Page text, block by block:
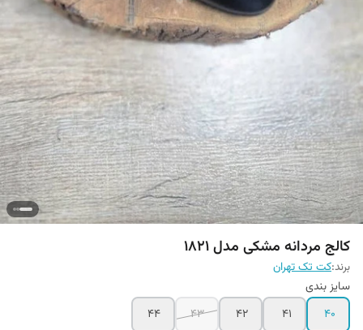
کالج مردانه مشکی مدل 1821
برند:کت تک تهران
سایز بندی
40
41
42
43
44